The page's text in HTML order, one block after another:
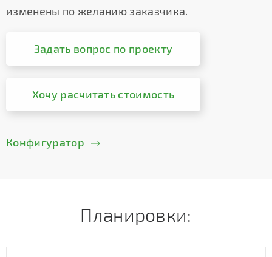
изменены по желанию заказчика.
Задать вопрос по проекту
Хочу расчитать стоимость
Конфигуратор
Планировки: